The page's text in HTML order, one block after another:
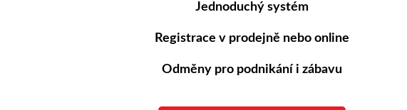
Jednoduchý systém
Registrace v prodejně nebo online
Odměny pro podnikání i zábavu